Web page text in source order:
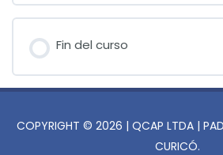
Decreto
61
Fin del curso
COPYRIGHT © 2026 | QCAP LTDA |
CURICÓ.